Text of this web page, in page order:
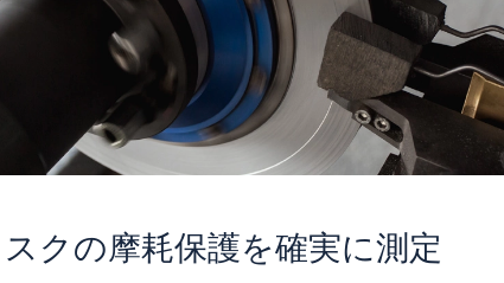
クの摩耗保護を確実に測定